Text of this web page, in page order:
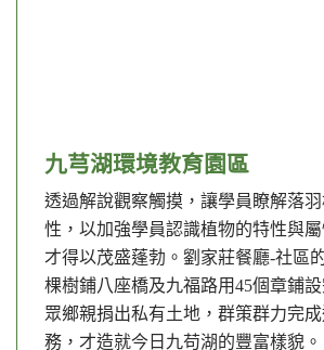
九芎湖環境教育園區
透過解說觀察觸摸，讓學員瞭解落
性，以加強學員認識植物的特性與
才得以茂盛蓬勃。劉家莊餐廳-社區
棵樹鋪八座橋及九福路用45個章鋪設
眾鄉親捐出私有土地，群策群力完
務，才造就今日九苟湖的豐富樣貌。